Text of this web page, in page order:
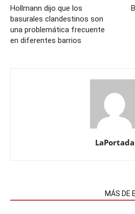
Hollmann dijo que los
basurales clandestinos son
una problemática frecuente
en diferentes barrios
LaPortada
MÁS DE